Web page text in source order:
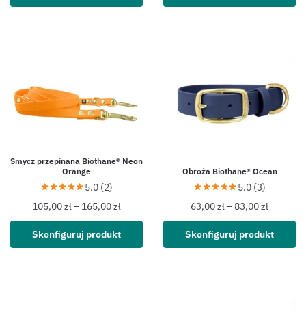
Smycz przepinana Biothane® Neon
Orange
5.0 (2)
105,00zł– 165,00zł
Skonfiguruj produkt
Obroża Biothane® Ocean
5.0 (3)
63,00zł–83,00zł
Skonfiguruj produkt